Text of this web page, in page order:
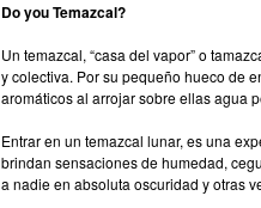
Do you Temazcal?
Un temazcal, “casa del vapor” o
y colectiva. Por su pequeño hueco de
aromáticos al arrojar sobre ellas agua
Entrar en un temazcal lunar, es una
brindan sensaciones de humedad,
a nadie en absoluta oscuridad y otras